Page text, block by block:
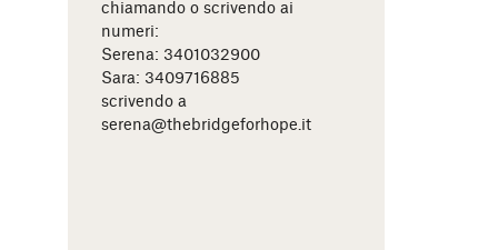
chiamando o scrivendo ai
numeri:
Serena: 3401032900
Sara: 3409716885
scrivendo a
serena@thebridgeforhope.it